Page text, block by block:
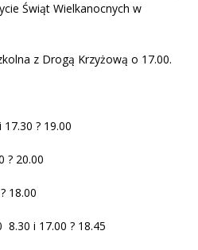
Świąt Wielkanocnych w
z Drogą Krzyżową o 17.00.
17.30 ? 19.00
? 20.00
18.00
8.30 i 17.00 ? 18.45